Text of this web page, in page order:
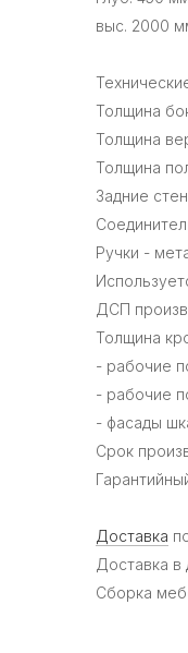
выс. 2000
Толщина
Толщина
Толщина
Задние
Ручки -
ДСП
Толщина
- рабочие
- рабочие
- фасады
Срок
Доставка
Доставка в
Сборка